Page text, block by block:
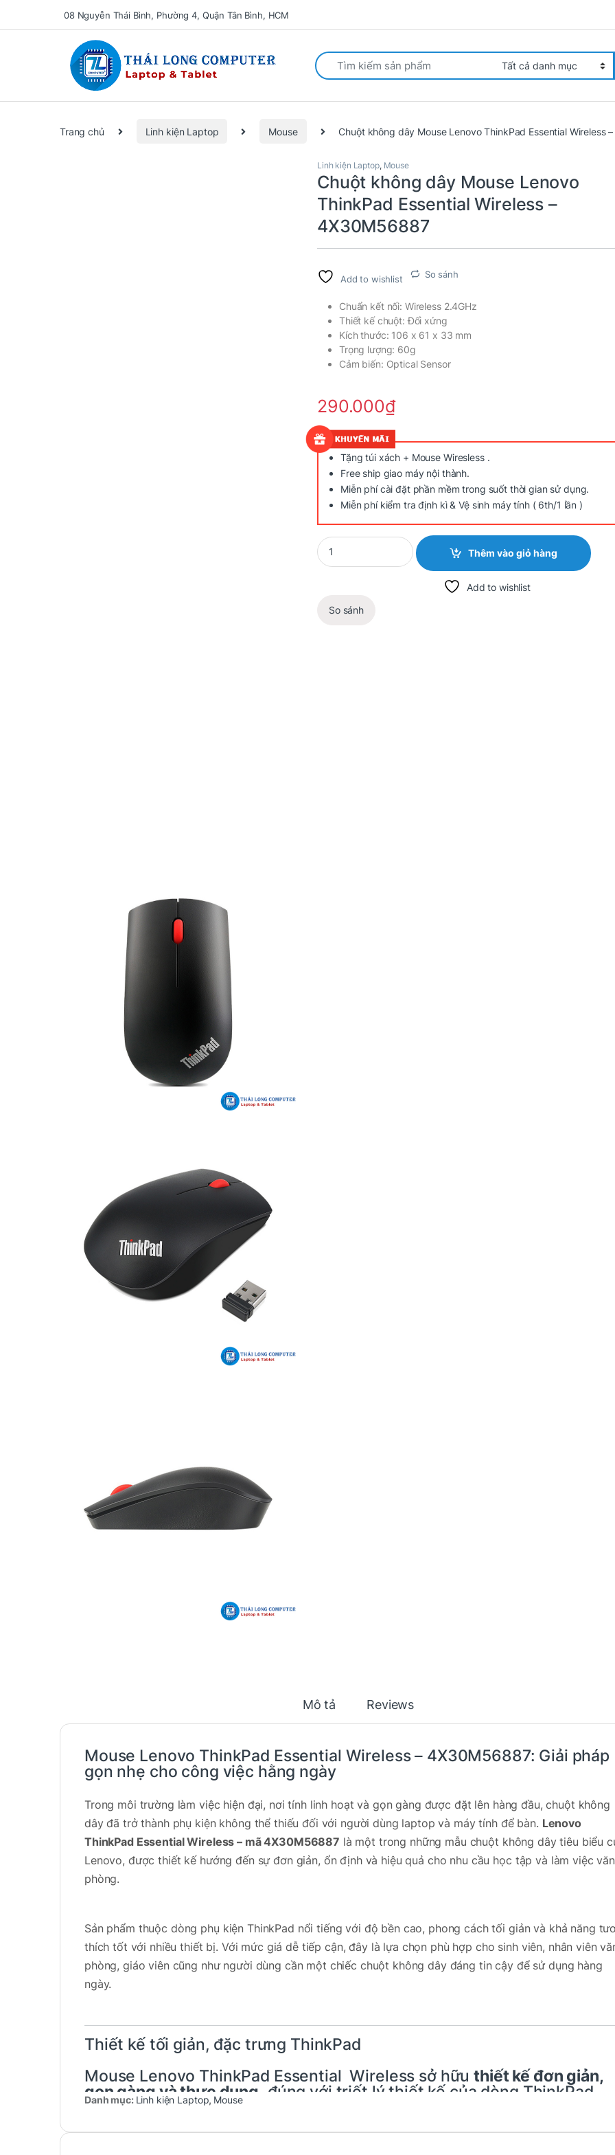
08 Nguyễn Thái Bình, Phường 4, Quận Tân Bình, HCM
Search for:
Trang chủ Linh kiện Laptop Mouse Chuột không dây Mouse Lenovo ThinkPad Essential Wireless
Linh kiện Laptop, Mouse
Chuột không dây Mouse Lenovo
ThinkPad Essential Wireless –
4X30M56887
Add to wishlist So sánh
Chuẩn kết nối: Wireless 2.4GHz
Thiết kế chuột: Đối xứng
Kích thước: 106 x 61 x 33 mm
Trọng lượng: 60g
Cảm biến: Optical Sensor
290.000₫
Tặng túi xách + Mouse Wiresless .
Free ship giao máy nội thành.
Miễn phí cài đặt phần mềm trong suốt thời gian sử dụng.
Miễn phí kiểm tra định kì & Vệ sinh máy tính ( 6th/1 lần )
Quantity
Thêm vào giỏ hàng
Add to wishlist
So sánh
Mô tả Reviews
Mouse Lenovo ThinkPad Essential Wireless – 4X30M56887: Giải pháp
gọn nhẹ cho công việc hằng ngày
Trong môi trường làm việc hiện đại, nơi tính linh hoạt và gọn gàng được đặt lên hàng đầu, chuột không
dây đã trở thành phụ kiện không thể thiếu đối với người dùng laptop và máy tính để bàn. Lenovo
ThinkPad Essential Wireless – mã 4X30M56887 là một trong những mẫu chuột không dây tiêu biểu
Lenovo, được thiết kế hướng đến sự đơn giản, ổn định và hiệu quả cho nhu cầu học tập và làm việc văn
phòng.
Sản phẩm thuộc dòng phụ kiện ThinkPad nổi tiếng với độ bền cao, phong cách tối giản và khả năng
thích tốt với nhiều thiết bị. Với mức giá dễ tiếp cận, đây là lựa chọn phù hợp cho sinh viên, nhân viên
phòng, giáo viên cũng như người dùng cần một chiếc chuột không dây đáng tin cậy để sử dụng hàng
ngày.
Thiết kế tối giản, đặc trưng ThinkPad
Mouse Lenovo ThinkPad Essential Wireless sở hữuthiết kế đơn giản,
gọn gàng và thực dụng , đúng với triết lý thiết kế của dòng ThinkPad.
Toàn bộ thân chuột có màu đen truyền thống, tạo cảm giác chuyên
học hay quán cà phê.
Danh mục: Linh kiện Laptop, Mouse